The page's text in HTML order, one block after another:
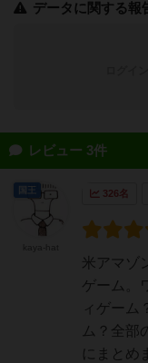
データに関する報
レビュー 3件
326名
米アマゾ
ゲーム。
ィゲーム
ム？全部
にまとめ
国王